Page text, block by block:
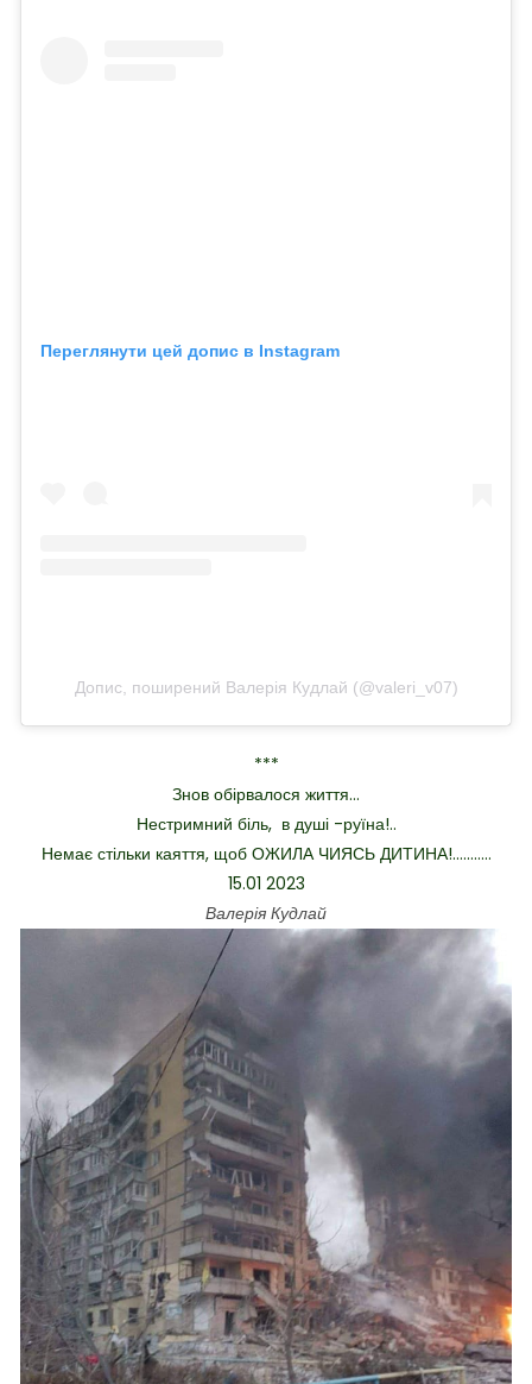
Переглянути цей допис в Instagram
Допис, поширений Валерія Кудлай (@valeri_v07)
***
Знов обірвалося життя…
Нестримний біль, в душі -руїна!..
Немає стільки каяття, щоб ОЖИЛА ЧИЯСЬ ДИТИНА!..………
15.01 2023
Валерія Кудлай